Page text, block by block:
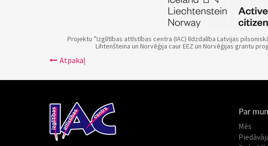
Projektu ”Izglītības attīstības centra (IAC) līdzdalība Latvijas
Lihtenšteina un Norvēģija caur EEZ un Norvēģijas grantu
Atpakaļ
Par
Mēs